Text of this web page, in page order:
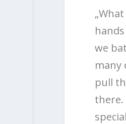
we
many
pull
there.